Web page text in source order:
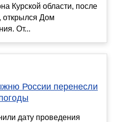
Курской области, после
открылся Дом
От...
России перенесли
дату проведения